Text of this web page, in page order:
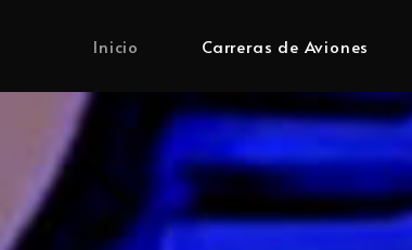
Inicio Carreras de Aviones